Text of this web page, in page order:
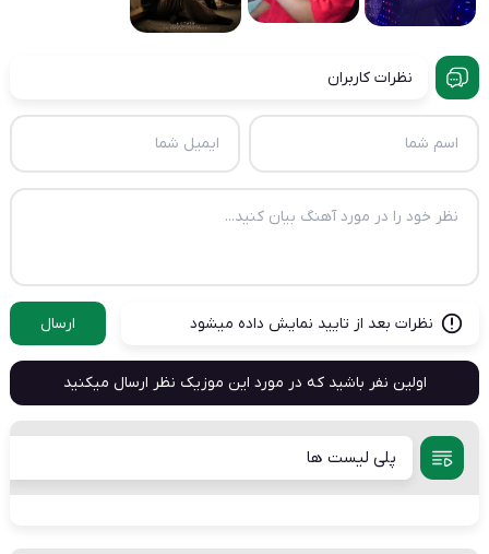
نظرات کاربران
نظرات بعد از تایید نمایش داده میشود ارسال
اولین نفر باشید که در مورد این موزیک نظر ارسال میکنید
پلی لیست ها